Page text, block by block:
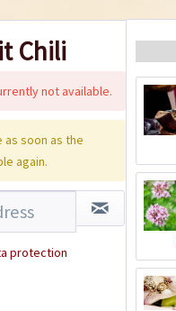
Chili
not available.
as soon as the
again.
protection